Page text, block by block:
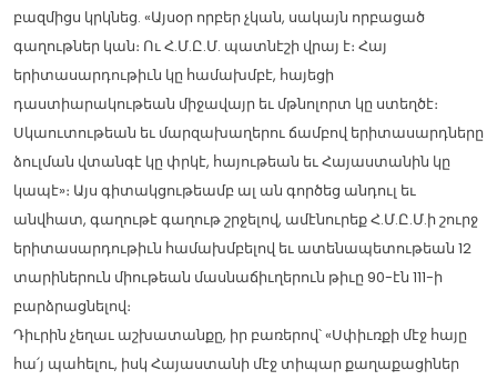
բազմիցս կրկնեց. «Այսօր որբեր չկան, սակայն որբացած
գաղութներ կան։ Ու Հ.Մ.Ը.Մ. պատնէշի վրայ է։ Հայ
երիտասարդութիւն կը համախմբէ, հայեցի
դաստիարակութեան միջավայր եւ մթնոլորտ կը ստեղծէ։
Սկաուտութեան եւ մարզախաղերու ճամբով երիտասարդները
ձուլման վտանգէ կը փրկէ, հայութեան եւ Հայաստանին կը
կապէ»։ Այս գիտակցութեամբ ալ ան գործեց անդուլ եւ
անվհատ, գաղութէ գաղութ շրջելով, ամէնուրեք Հ.Մ.Ը.Մ.ի շուրջ
երիտասարդութիւն համախմբելով եւ ատենապետութեան 12
տարիներուն միութեան մասնաճիւղերուն թիւը 90-էն 111-ի
բարձրացնելով։
Դիւրին չեղաւ աշխատանքը, իր բառերով՝ «Սփիւռքի մէջ հայը
հա՛յ պահելու, իսկ Հայաստանի մէջ տիպար քաղաքացիներ